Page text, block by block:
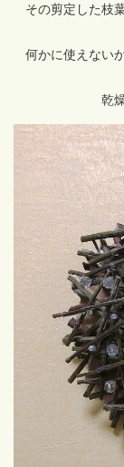
その剪定した枝
何かに使えない
乾